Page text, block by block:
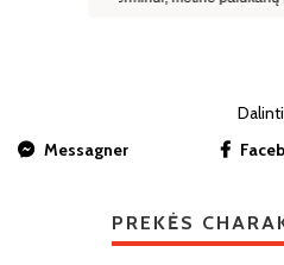
Messagner
PREKĖS